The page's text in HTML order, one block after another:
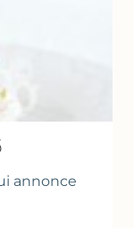
annonce